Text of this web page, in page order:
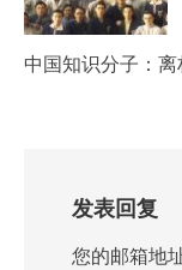
中国知识分子：
发表回复
您的邮箱地